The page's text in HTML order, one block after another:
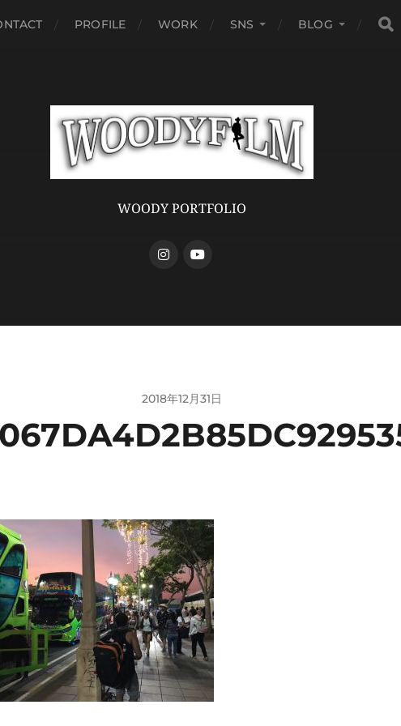
PROFILE WORK SNS BLOG
WOODY PORTFOLIO
2018年12月31日